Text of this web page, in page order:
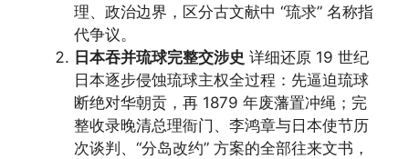
理、政治边界，区分古文献中 “琉求” 名称指
代争议。
日本吞并琉球完整交涉史 详细还原 19 世纪
日本逐步侵蚀琉球主权全过程：先逼迫琉球
断绝对华朝贡，再 1879 年废藩置冲绳；完
整收录晚清总理衙门、李鸿章与日本使节历
次谈判、“分岛改约” 方案的全部往来文书，